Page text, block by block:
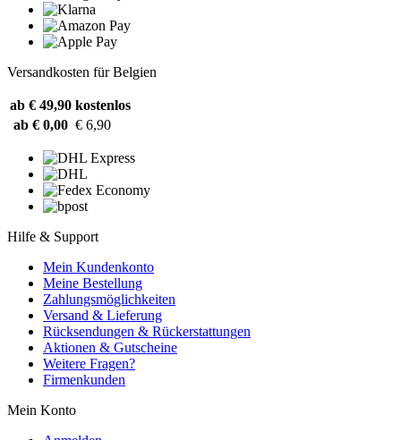
Versandkosten für Belgien
ab € 49,90 kostenlos
ab € 0,00 € 6,90
Hilfe & Support
Mein Kundenkonto
Meine Bestellung
Zahlungsmöglichkeiten
Versand & Lieferung
Rücksendungen & Rückerstattungen
Aktionen & Gutscheine
Weitere Fragen?
Firmenkunden
Mein Konto